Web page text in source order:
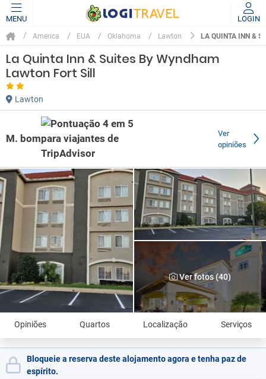
MENU LOGIN
America EUA Oklahoma Lawton LA QUINTA INN &
La Quinta Inn & Suites By Wyndham
Lawton Fort Sill
Lawton
M. bom
Ver
opiniões
Ver fotos (40)
Opiniões Quartos Localização Serviços
Bloqueie a reserva deste alojamento agora e tenha paz de
espírito.